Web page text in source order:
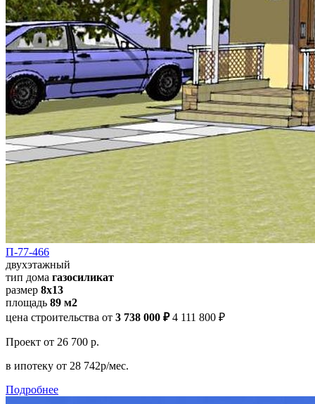
П-77-466
двухэтажный
тип дома газосиликат
размер 8х13
площадь 89 м2
цена строительства от 3 738 000 ₽ 4 111 800 ₽
Проект от 26 700 р.
в ипотеку от 28 742р/мес.
Подробнее